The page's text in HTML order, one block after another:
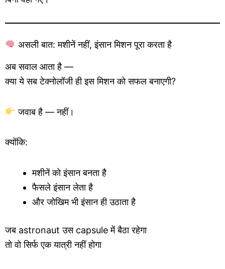
असली बात: मशीनें नहीं, इंसान मिशन पूरा करता है
अब सवाल आता है —
क्या ये सब टेक्नोलॉजी ही इस मिशन को सफल बनाएगी?
जवाब है — नहीं।
क्योंकि:
मशीनें को इंसान बनता है
फैसले इंसान लेता है
और जोखिम भी इंसान ही उठाता है
जब astronaut उस capsule में बैठा रहेगा
तो वो सिर्फ एक यात्री नहीं होगा